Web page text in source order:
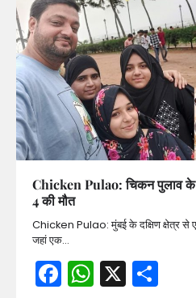
Chicken Pulao: चिकन पुलाव के
4 की मौत
Chicken Pulao: मुंबई के दक्षिण क्षेत्र से
जहां एक…
Facebook
X